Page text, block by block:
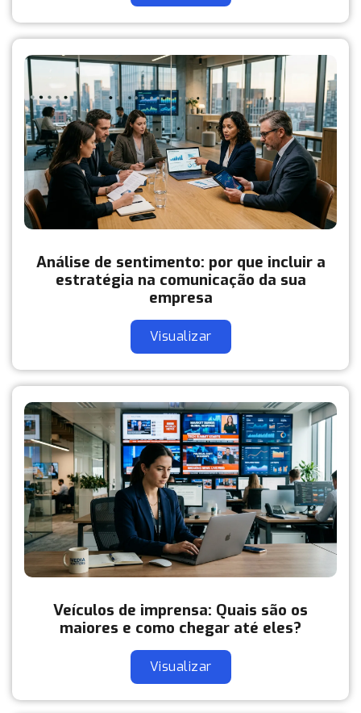
Análise de sentimento: por que incluir a
estratégia na comunicação da sua
empresa
Visualizar
Veículos de imprensa: Quais são os
maiores e como chegar até eles?
Visualizar